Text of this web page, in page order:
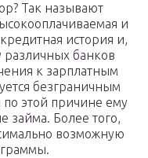
Так называют
и
история и,
различных банков
к зарплатным
безграничным
этой причине ему
займа. Более того,
возможную